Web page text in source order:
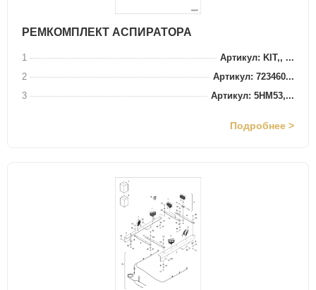
РЕМКОМПЛЕКТ АСПИРАТОРА
1
Артикул: KIT,, ...
2
Артикул: 723460...
3
Артикул: 5HM53,...
Подробнее >